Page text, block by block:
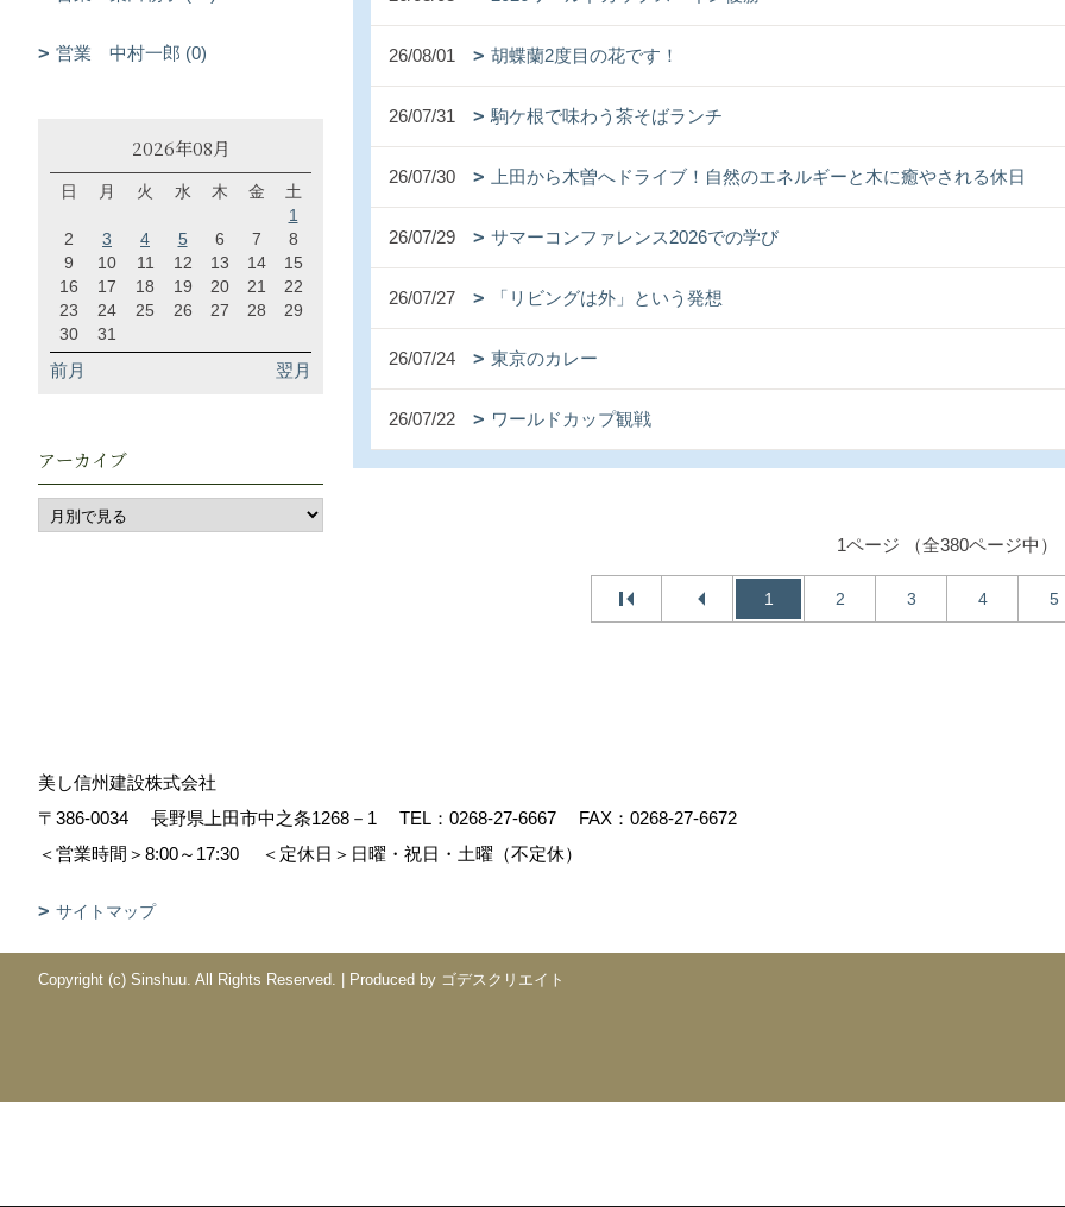
26/08/01 胡蝶蘭2度目の花です！
26/07/31 駒ケ根で味わう茶そばランチ
26/07/30 上田から木曽へドライブ！自然のエネルギーと木に癒やされる休日
26/07/29 サマーコンファレンス2026での学び
26/07/27 「リビングは外」という発想
26/07/24 東京のカレー
26/07/22 ワールドカップ観戦
1ページ （全380ページ中）
1 2 3 4 5
営業 中村一郎 (0)
2026年08月
日 月 火 水 木 金
土
1
2
3 4 5 6 7
8
9
10 11 12 13 14
15
16
17 18 19 20 21
22
23
24 25 26 27 28
29
30
31
前月 翌月
アーカイブ
美し信州建設株式会社
〒386-0034
長野県上田市中之条1268－1 TEL： 0268-27-6667
FAX：0268-27-6672
＜営業時間＞8:00～17:30
＜定休日＞日曜・祝日・土曜（不定休）
サイトマップ
Copyright (c) Sinshuu. All Rights Reserved. Produced by ゴデスクリエイト